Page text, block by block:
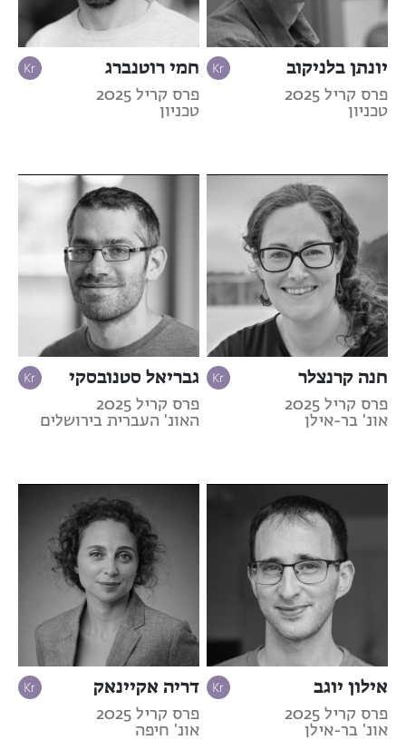
יונתן בלניקוב
פרס קריל 2025
טכניון
חמי רוטנברג
פרס קריל 2025
טכניון
חנה קרנצלר
פרס קריל 2025
אונ' בר-אילן
גבריאל סטנובסקי
פרס קריל 2025
האונ' העברית בירושלים
אילון יוגב
פרס קריל 2025
אונ' בר-אילן
דריה אקיינאק
פרס קריל 2025
אונ' חיפה